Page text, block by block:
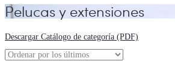
Pelucas y extensiones
Descargar Catálogo de categoría (PDF)